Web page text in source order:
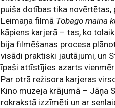
puiša dotības tika
Leimaņa filmā Tobago maina
kāpiens karjerā – tas, ko
bija filmēšanas procesa
visādi praktiski jautājumi, un
īpaši attīstījies azarts
Par otrā režisora karjeras
Kino muzeja krājumā – Jāņa
rokrakstā izzīmēti un ar